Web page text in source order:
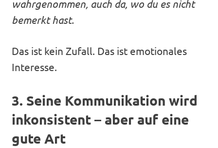
wahrgenommen, auch da, wo du es nicht
bemerkt hast.
Das ist kein Zufall. Das ist emotionales
Interesse.
3. Seine Kommunikation wird
inkonsistent – aber auf eine
gute Art